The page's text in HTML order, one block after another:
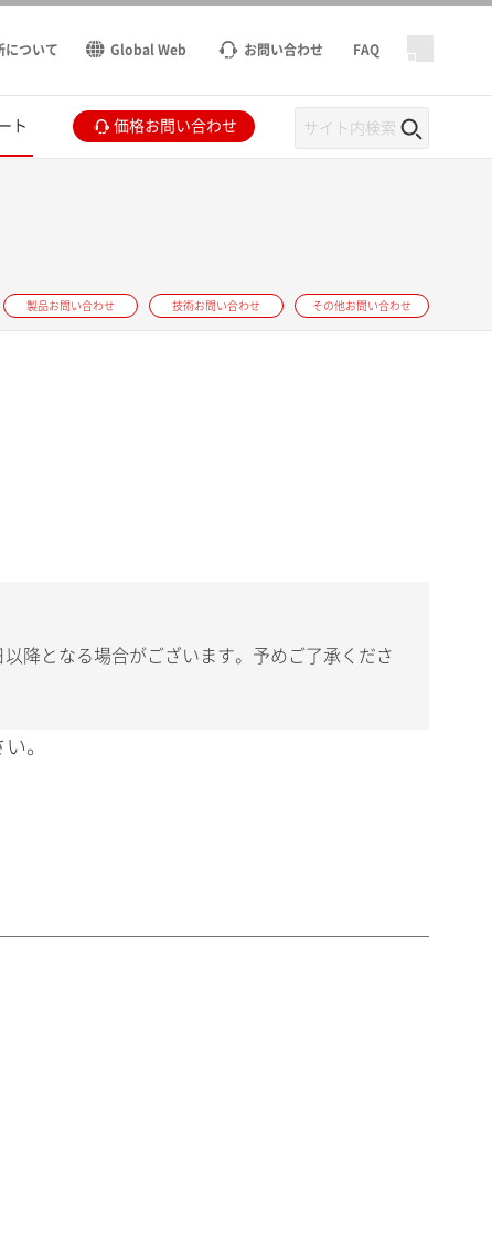
について Global Web お問い合わせ FAQ
ト 価格お問い合わせ
製品お問い合わせ 技術お問い合わせ その他お問い合わせ
降となる場合がございます。予めご了承くださ
。